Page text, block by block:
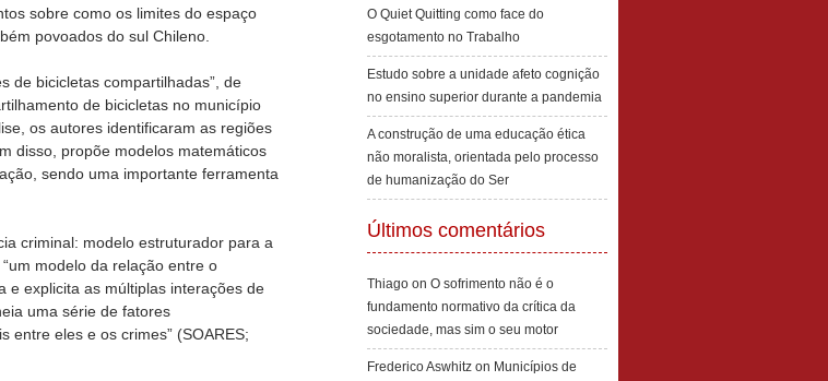
sobre como os limites do espaço
povoados do sul Chileno.
de bicicletas compartilhadas”, de
de bicicletas no município
os autores identificaram as regiões
disso, propõe modelos matemáticos
sendo uma importante ferramenta
criminal: modelo estruturador para a
modelo da relação entre o
e explicita as múltiplas interações de
uma série de fatores
entre eles e os crimes” (SOARES;
O Quiet Quitting como face do
esgotamento no Trabalho
Estudo sobre a unidade afeto cognição
no ensino superior durante a pandemia
A construção de uma educação ética
não moralista, orientada pelo processo
de humanização do Ser
Últimos comentários
Thiago on O sofrimento não é o
fundamento normativo da crítica da
sociedade, mas sim o seu motor
Frederico Aswhitz on Municípios de